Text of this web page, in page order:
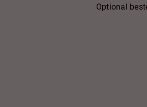
Optional